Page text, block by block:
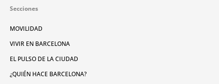
Secciones
MOVILIDAD
VIVIR EN BARCELONA
EL PULSO DE LA CIUDAD
¿QUIÉN HACE BARCELONA?